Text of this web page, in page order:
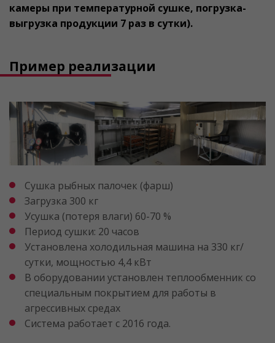
камеры при температурной сушке, погрузка-
выгрузка продукции 7 раз в сутки).
Пример реализации
Сушка рыбных палочек (фарш)
Загрузка 300 кг
Усушка (потеря влаги) 60-70 %
Период сушки: 20 часов
Установлена холодильная машина на 330 кг/
сутки, мощностью 4,4 кВт
В оборудовании установлен теплообменник со
специальным покрытием для работы в
агрессивных средах
Система работает с 2016 года.